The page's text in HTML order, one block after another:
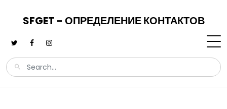
SFGET - ОПРЕДЕЛЕНИЕ КОНТАКТОВ